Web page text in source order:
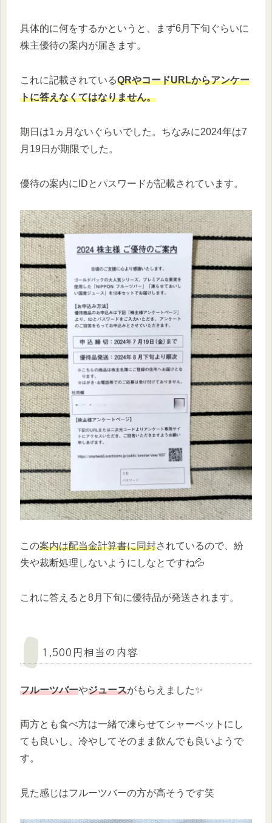
具体的に何をするかというと、まず6月下旬ぐらいに
株主優待の案内が届きます。
これに記載されているQRやコードURLからアンケー
トに答えなくてはなりません。
期日は1ヵ月ないぐらいでした。ちなみに2024年は7
月19日が期限でした。
優待の案内にIDとパスワードが記載されています。
この案内は配当金計算書に同封されているので、紛
失や裁断処理しないようにしなとですね💦
これに答えると8月下旬に優待品が発送されます。
1,500円相当の内容
フルーツバーやジュースがもらえました✨
両方とも食べ方は一緒で凍らせてシャーベットにし
ても良いし、冷やしてそのまま飲んでも良いようで
す。
見た感じはフルーツバーの方が高そうです笑